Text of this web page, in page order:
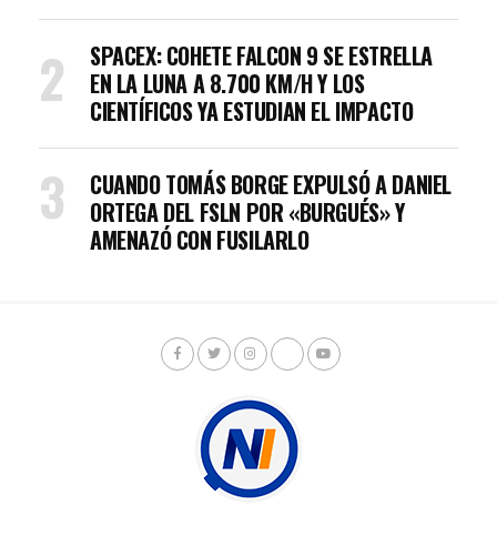
SPACEX: COHETE FALCON 9 SE ESTRELLA
EN LA LUNA A 8.700 KM/H Y LOS
CIENTÍFICOS YA ESTUDIAN EL IMPACTO
CUANDO TOMÁS BORGE EXPULSÓ A DANIEL
ORTEGA DEL FSLN POR «BURGUÉS» Y
AMENAZÓ CON FUSILARLO